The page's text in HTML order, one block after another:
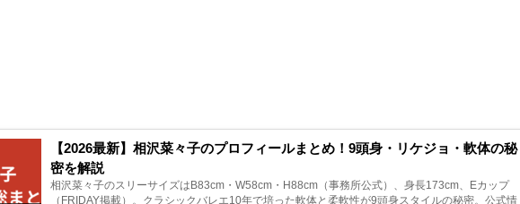
【2026最新】相沢菜々子のプロフィールまとめ！9頭身・リケジョ・軟体の秘
密を解説
相沢菜々子のスリーサイズはB83cm・W58cm・H88cm（事務所公式）、身長173cm、Eカップ
（FRIDAY掲載）。クラシックバレエ10年で培った軟体と柔軟性が9頭身スタイルの秘密。公式情